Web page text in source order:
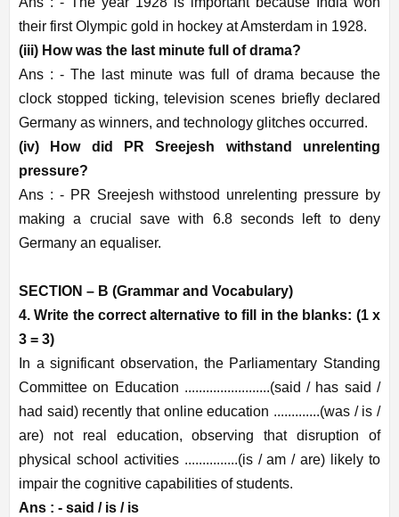
their first Olympic gold in hockey at Amsterdam in 1928.
(iii) How was the last minute full of drama?
Ans : - The last minute was full of drama because the
clock stopped ticking, television scenes briefly declared
Germany as winners, and technology glitches occurred.
(iv) How did PR Sreejesh withstand unrelenting
pressure?
Ans : - PR Sreejesh withstood unrelenting pressure by
making a crucial save with 6.8 seconds left to deny
Germany an equaliser.
SECTION – B (Grammar and Vocabulary)
4. Write the correct alternative to fill in the blanks: (1 x
3 = 3)
In a significant observation, the Parliamentary Standing
Committee on Education ........................(said / has said /
had said) recently that online education .............(was / is /
are) not real education, observing that disruption of
physical school activities ...............(is / am / are) likely to
impair the cognitive capabilities of students.
Ans : - said / is / is